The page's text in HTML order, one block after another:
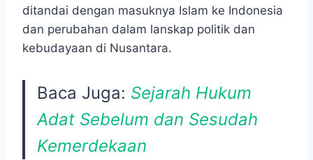
ditandai dengan masuknya Islam ke Indonesia
dan perubahan dalam lanskap politik dan
kebudayaan di Nusantara.
Baca Juga: Sejarah Hukum
Adat Sebelum dan Sesudah
Kemerdekaan